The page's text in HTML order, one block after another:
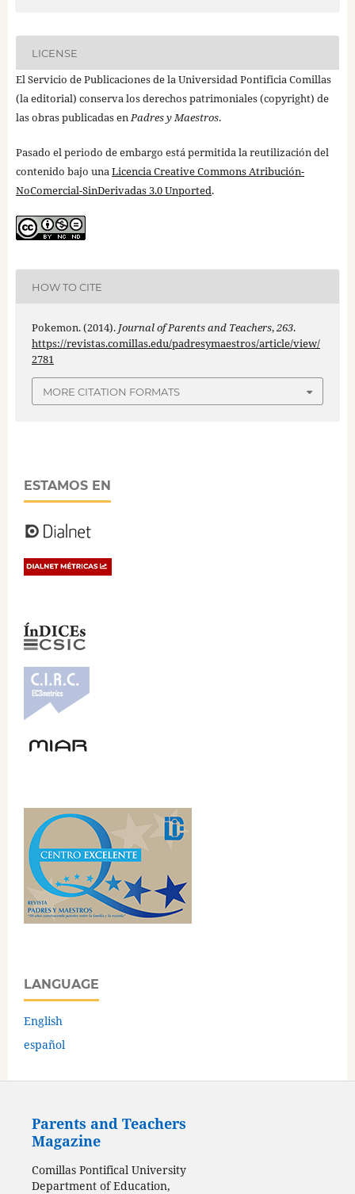
LICENSE
El Servicio de Publicaciones de la Universidad Pontificia Comillas
(la editorial) conserva los derechos patrimoniales (copyright) de
las obras publicadas enPadres y Maestros.
Pasado el periodo de embargo está permitida la reutilización del
contenido bajo unaLicencia Creative Commons Atribución-
NoComercial-SinDerivadas 3.0 Unported.
HOW TO CITE
Pokemon. (2014). Journal of Parents and Teachers,263.
https://revistas.comillas.edu/padresymaestros/article/view/
2781
MORE CITATION FORMATS
ESTAMOS EN
LANGUAGE
English
español
Parents and Teachers
Magazine
Comillas Pontifical University
Department of Education,